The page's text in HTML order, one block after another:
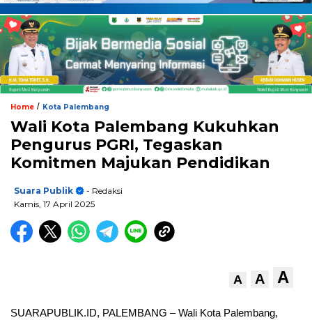
Home / Kota Palembang
Wali Kota Palembang Kukuhkan
Pengurus PGRI, Tegaskan
Komitmen Majukan Pendidikan
Suara Publik
- Redaksi
Kamis, 17 April 2025
A A A
SUARAPUBLIK.ID, PALEMBANG – Wali Kota Palembang,